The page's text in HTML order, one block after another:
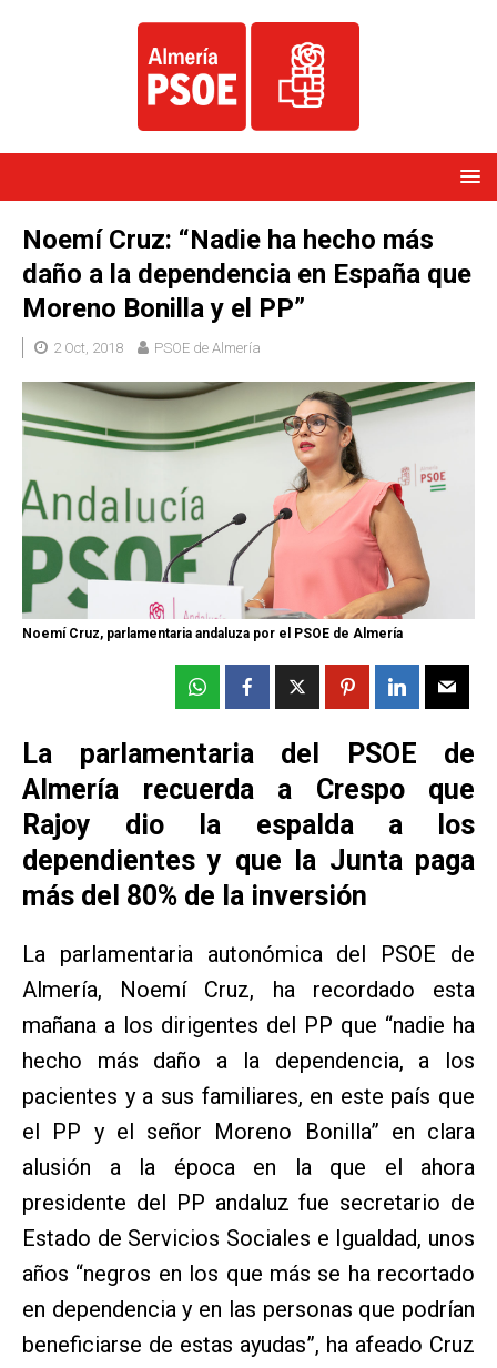
Noemí Cruz: “Nadie ha hecho más
daño a la dependencia en España que
Moreno Bonilla y el PP”
2 Oct, 2018 PSOE de Almería
Noemí Cruz, parlamentaria andaluza por el PSOE de Almería
La parlamentaria del PSOE de
Almería recuerda a Crespo que
Rajoy dio la espalda a los
dependientes y que la Junta paga
más del 80% de la inversión
La parlamentaria autonómica del PSOE de
Almería, Noemí Cruz, ha recordado esta
mañana a los dirigentes del PP que “nadie ha
hecho más daño a la dependencia, a los
pacientes y a sus familiares, en este país que
el PP y el señor Moreno Bonilla” en clara
alusión a la época en la que el ahora
presidente del PP andaluz fue secretario de
Estado de Servicios Sociales e Igualdad, unos
años “negros en los que más se ha recortado
en dependencia y en las personas que podrían
beneficiarse de estas ayudas”, ha afeado Cruz